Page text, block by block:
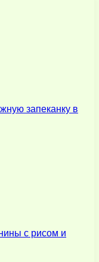
запеканку в
с рисом и